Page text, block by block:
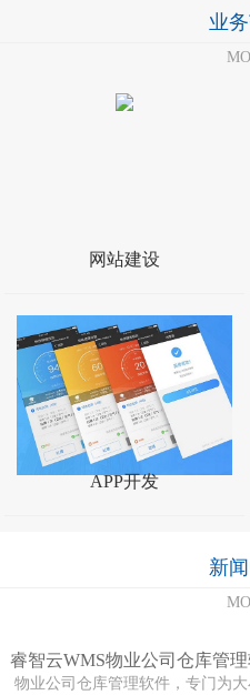
业
网站建设
APP开发
新
睿智云WMS物业公司仓库管
物业公司仓库管理软件，专门为